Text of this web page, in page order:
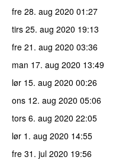
fre 28. aug 2020 01:27
tirs 25. aug 2020 19:13
fre 21. aug 2020 03:36
man 17. aug 2020 13:49
lør 15. aug 2020 00:26
ons 12. aug 2020 05:06
tors 6. aug 2020 22:05
lør 1. aug 2020 14:55
fre 31. jul 2020 19:56